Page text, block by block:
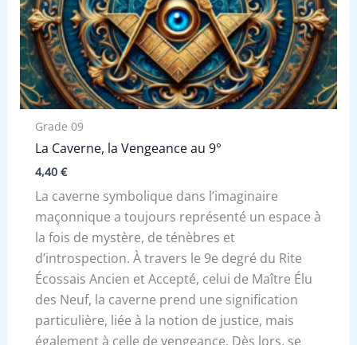
Grade 09
La Caverne, la Vengeance au 9°
4,40 €
La caverne symbolique dans l’imaginaire
maçonnique a toujours représenté un espace à
la fois de mystère, de ténèbres et
d’introspection. À travers le 9e degré du Rite
Écossais Ancien et Accepté, celui de Maître Élu
des Neuf, la caverne prend une signification
particulière, liée à la notion de justice, mais
également à celle de vengeance. Dès lors, se